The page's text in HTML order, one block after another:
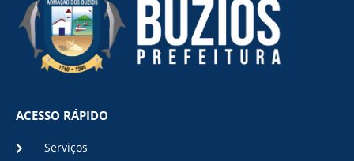
ACESSO RÁPIDO
Serviços